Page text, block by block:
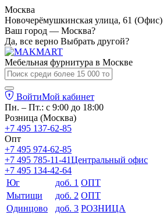
Москва
Новочерёмушкинская улица, 61 (Офис)
Ваш город — Москва?
Да, все верно Выбрать другой?
Мебельная фурнитура в Москве
ВойтиМой кабинет
Пн. – Пт.: с 9:00 до 18:00
Розница (Москва)
+7 495 137-62-85
Опт
+7 495 974-62-85
+7 495 785-11-41Центральный офис
+7 495 134-42-64
Юг
доб. 1 ОПТ
Мытищи
доб. 2 ОПТ
Одинцово
доб. 3 РОЗНИЦА